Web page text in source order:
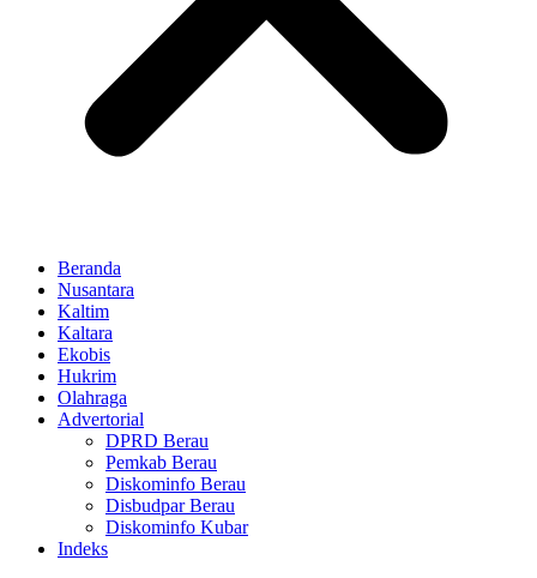
Beranda
Nusantara
Kaltim
Kaltara
Ekobis
Hukrim
Olahraga
Advertorial
DPRD Berau
Pemkab Berau
Diskominfo Berau
Disbudpar Berau
Diskominfo Kubar
Indeks